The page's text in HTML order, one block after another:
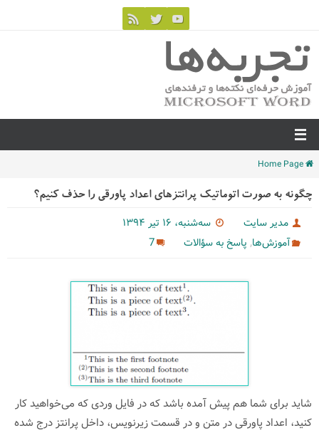
Home Page
چگونه به صورت اتوماتیک پرانتزهای اعداد پاورقی را حذف کنیم؟
مدیر سایت
سه‌شنبه، ۱۶ تیر ۱۳۹۴
آموزش‌ها, پاسخ به سؤالات 7
شاید برای شما هم پیش آمده باشد که در فایل وردی که می‌خواهید کار
کنید، اعداد پاورقی در متن و در قسمت زیرنویس، داخل پرانتز درج شده